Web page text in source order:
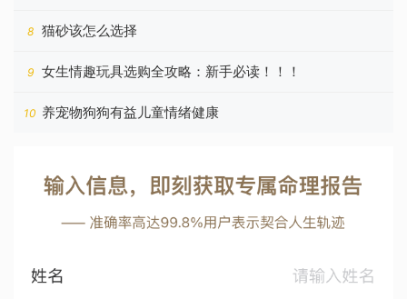
座
8 猫砂该怎么选择
9 女生情趣玩具选购全攻略：新手必读！！！
10 养宠物狗狗有益儿童情绪健康